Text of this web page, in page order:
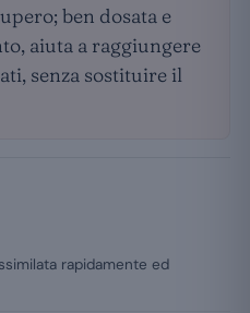
ben dosata e
aiuta a raggiungere
senza sostituire il
rapidamente ed